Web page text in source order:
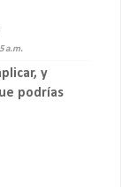
a.m.
y
podrías